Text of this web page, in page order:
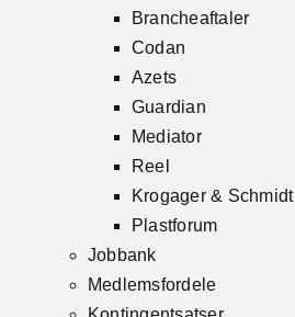
Brancheaftaler
Codan
Azets
Guardian
Mediator
Reel
Krogager & Schmidt
Plastforum
Jobbank
Medlemsfordele